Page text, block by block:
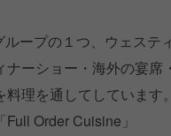
ープの１つ、ウェステ
ーショー・海外の宴席
理を通してしています。
Order Cuisine」